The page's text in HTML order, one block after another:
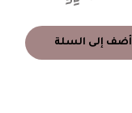
أضف إلى السلة